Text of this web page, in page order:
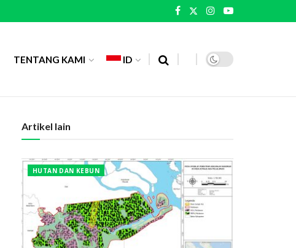
TENTANG KAMI ID
Artikel lain
HUTAN DAN KEBUN